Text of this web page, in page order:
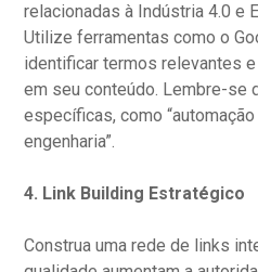
relacionadas à Indústria 4.0 e
Utilize ferramentas como o
identificar termos relevantes
em seu conteúdo. Lembre-se
específicas, como
engenharia”.
4. Link Building Estratégico
Construa uma rede de links